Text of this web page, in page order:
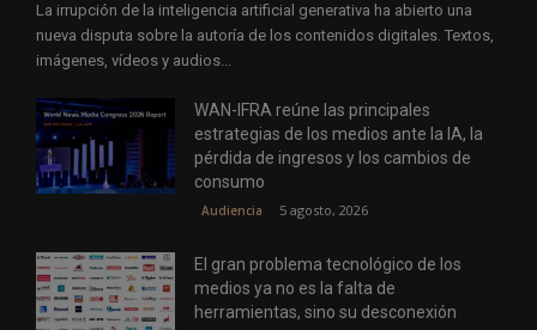
La irrupción de la inteligencia artificial generativa ha abierto una
nueva disputa sobre la autoría de los contenidos digitales. Textos,
imágenes, vídeos y audios...
WAN-IFRA reúne las principales
estrategias de los medios ante la IA, la
pérdida de ingresos y los cambios de
consumo
Audiencia 5 agosto, 2026
El gran problema tecnológico de los
medios ya no es la falta de
herramientas, sino su desconexión